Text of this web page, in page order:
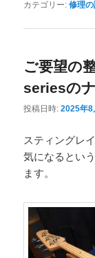
カテゴリー: 修理
ご要望の
seriesの
投稿日時:2025年8
スティングレ
気になるとい
ます。